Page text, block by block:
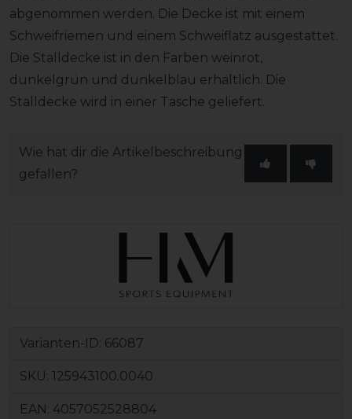
abgenommen werden. Die Decke ist mit einem
Schweifriemen und einem Schweiflatz ausgestattet.
Die Stalldecke ist in den Farben weinrot,
dunkelgrün und dunkelblau erhältlich. Die
Stalldecke wird in einer Tasche geliefert.
Wie hat dir die Artikelbeschreibung
gefallen?
Varianten-ID: 66087
SKU: 125943100.0040
EAN: 4057052528804